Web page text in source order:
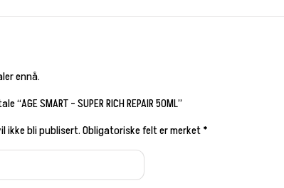
ennå.
SMART – SUPER RICH REPAIR 50ML”
ikke bli publisert.Obligatoriske felt er merket*